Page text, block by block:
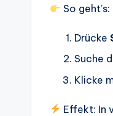
So geht’s:
Drücke
Suche
Klicke
Effekt: In